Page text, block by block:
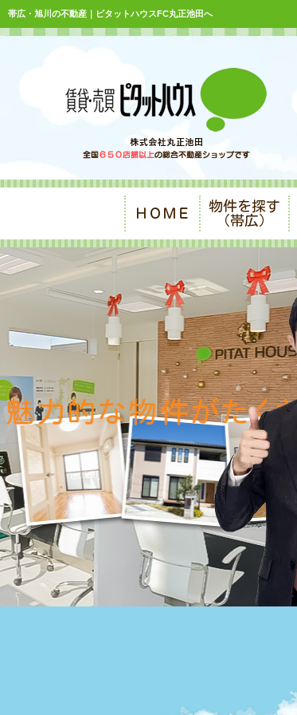
帯広・旭川の不動産｜ピタットハウスFC丸正池田へ
ＨＯＭＥ
物件を探す
（帯広）